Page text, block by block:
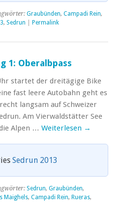
Graubünden, Campadi Rein,
, Sedrun Permalink
1: Oberalbpass
startet der dreitägige Bike
fast leere Autobahn geht es
langsam auf Schweizer
Am Vierwaldstätter See
Alpen … Weiterlesen →
Sedrun 2013
Sedrun, Graubünden,
Maighels, Campadi Rein, Rueras,